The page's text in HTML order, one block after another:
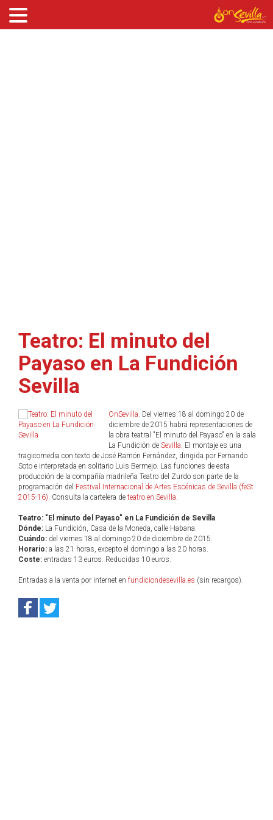
Teatro: El minuto del
Payaso en La Fundición
Sevilla
OnSevilla. Del viernes 18 al domingo 20 de
diciembre de 2015 habrá representaciones de
la obra teatral "El minuto del Payaso" en la sala
La Fundición de Sevilla. El montaje es una
tragicomedia con texto de José Ramón Fernández, dirigida por Fernando
Soto e interpretada en solitario Luis Bermejo. Las funciones de esta
producción de la compañía madrileña Teatro del Zurdo son parte de la
programación del Festival Internacional de Artes Escénicas de Sevilla (feSt
2015-16). Consulta la cartelera de teatro en Sevilla.
Teatro: "El minuto del Payaso" en La Fundición de Sevilla
Dónde: La Fundición, Casa de la Moneda, calle Habana.
Cuándo: del viernes 18 al domingo 20 de diciembre de 2015.
Horario: a las 21 horas, excepto el domingo a las 20 horas.
Coste: entradas 13 euros. Reducidas 10 euros.
Entradas a la venta por internet en fundiciondesevilla.es (sin recargos).